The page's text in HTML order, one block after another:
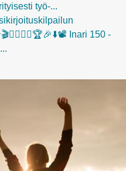
työ-...
Inari 150 -